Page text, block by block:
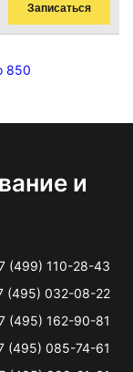
Записаться
850
и
(499) 110-28-43
(495) 032-08-22
(495) 162-90-81
(495) 085-74-61